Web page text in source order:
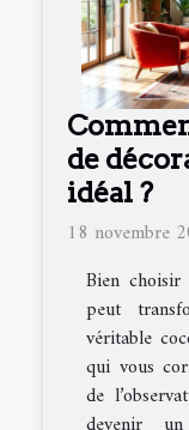
de
idéal ?
18 novembre
Bien
peut
véritable
qui vous
de